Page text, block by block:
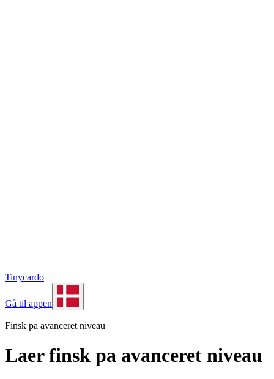
Tinycardo
Gå til appen
Finsk pa avanceret niveau
Laer finsk pa avanceret niveau